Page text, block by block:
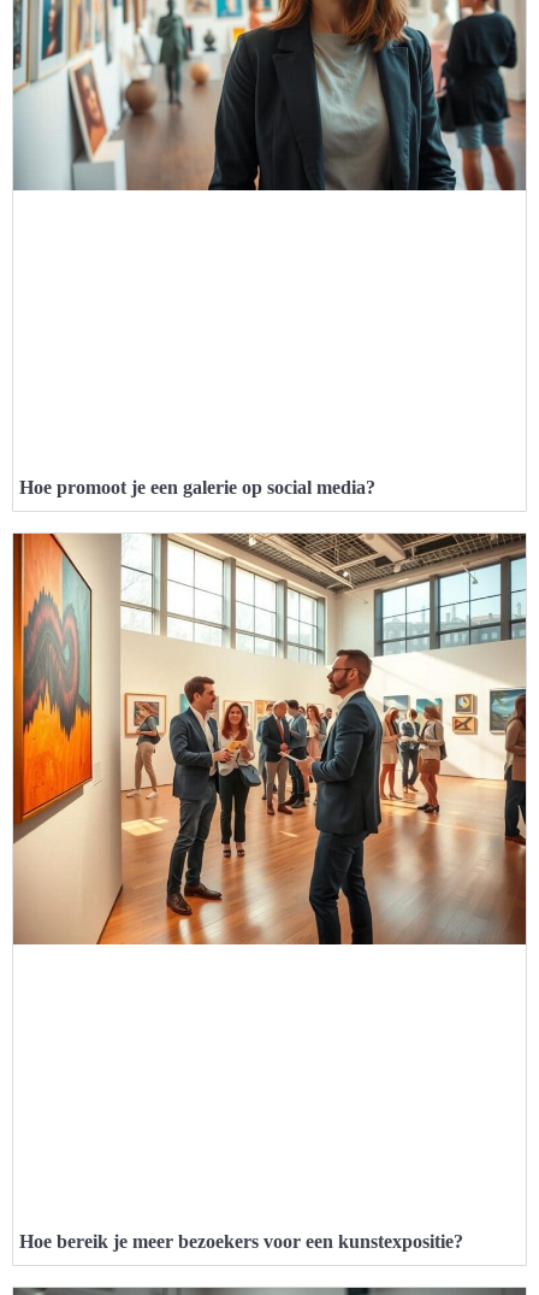
Hoe promoot je een galerie op social media?
Hoe bereik je meer bezoekers voor een kunstexpositie?